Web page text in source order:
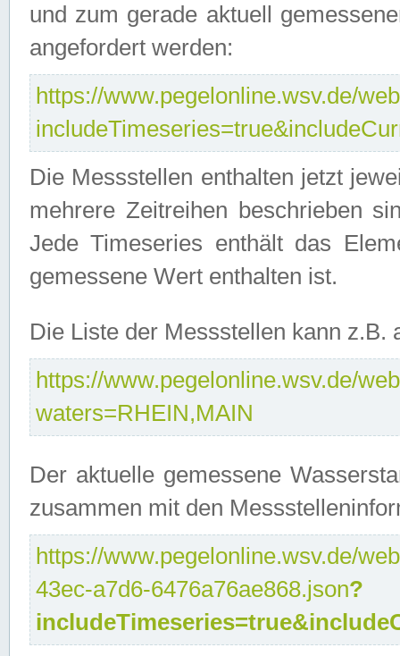
und zum gerade aktuell
angefordert werden:
https://www.pegelonline.wsv.de/
Die Messstellen enthalten jetzt
mehrere Zeitreihen beschrieben
Jede Timeseries enthält das
gemessene Wert enthalten ist.
Die Liste der Messstellen kann
https://www.pegelonline.wsv.de/
waters=RHEIN,MAIN
Der aktuelle gemessene
zusammen mit den
https://www.pegelonline.wsv.de/
43ec-a7d6-6476a76ae868.json?